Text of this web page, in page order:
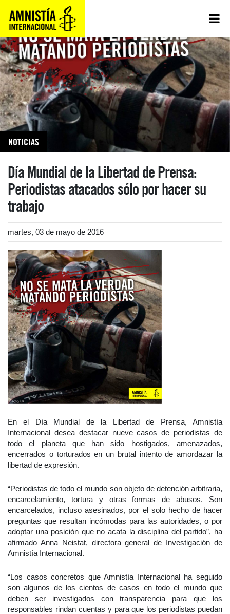
NOTICIAS
Día Mundial de la Libertad de Prensa:
Periodistas atacados sólo por hacer su
trabajo
martes, 03 de mayo de 2016
En el Día Mundial de la Libertad de Prensa, Amnistía
Internacional desea destacar nueve casos de periodistas de
todo el planeta que han sido hostigados, amenazados,
encerrados o torturados en un brutal intento de amordazar la
libertad de expresión.
“Periodistas de todo el mundo son objeto de detención arbitraria,
encarcelamiento, tortura y otras formas de abusos. Son
encarcelados, incluso asesinados, por el solo hecho de hacer
preguntas que resultan incómodas para las autoridades, o por
adoptar una posición que no acata la disciplina del partido”, ha
afirmado Anna Neistat, directora general de Investigación de
Amnistía Internacional.
“Los casos concretos que Amnistía Internacional ha seguido
son algunos de los cientos de casos en todo el mundo que
deben ser investigados con transparencia para que los
responsables rindan cuentas y para que los periodistas puedan